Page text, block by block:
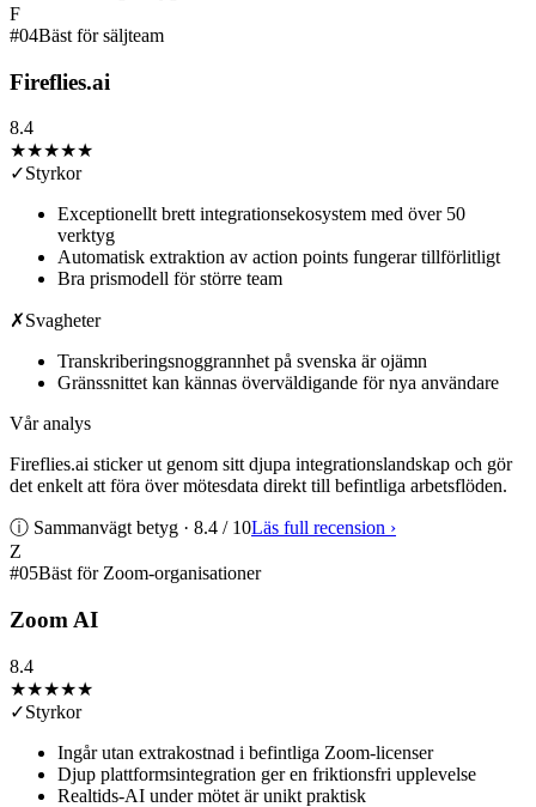
F
#04Bäst för säljteam
Fireflies.ai
8.4
★★★★★
✓Styrkor
Exceptionellt brett integrationsekosystem med över 50
verktyg
Automatisk extraktion av action points fungerar tillförlitligt
Bra prismodell för större team
✗Svagheter
Transkriberingsnoggrannhet på svenska är ojämn
Gränssnittet kan kännas överväldigande för nya användare
Vår analys
Fireflies.ai sticker ut genom sitt djupa integrationslandskap och gör
det enkelt att föra över mötesdata direkt till befintliga arbetsflöden.
ⓘ Sammanvägt betyg · 8.4 / 10Läs full recension ›
Z
#05Bäst för Zoom-organisationer
Zoom AI
8.4
★★★★★
✓Styrkor
Ingår utan extrakostnad i befintliga Zoom-licenser
Djup plattformsintegration ger en friktionsfri upplevelse
Realtids-AI under mötet är unikt praktisk